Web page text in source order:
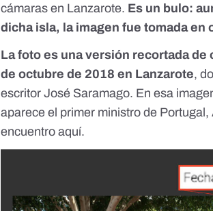
cámaras en Lanzarote. Es un bulo:
dicha isla, la imagen fue tomada en
La foto es una versión recortadade
de octubre de 2018 en Lanzarote,
escritor José Saramago. En esa
aparece el primer ministro de
encuentroaquí.